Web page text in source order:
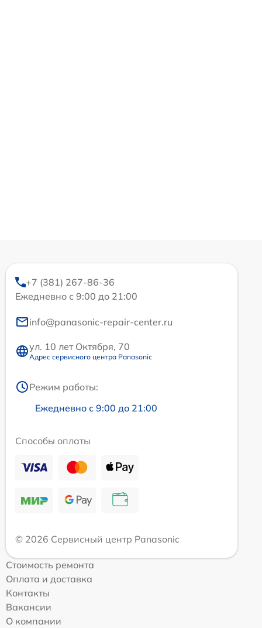
+7 (381) 267-86-36
Ежедневно с 9:00 до 21:00
info@panasonic-repair-center.ru
ул. 10 лет Октября, 70
Адрес сервисного центра Panasonic
Режим работы:
Ежедневно с 9:00 до 21:00
Способы оплаты
© 2026 Сервисный центр Panasonic
Стоимость ремонта
Оплата и доставка
Контакты
Вакансии
О компании